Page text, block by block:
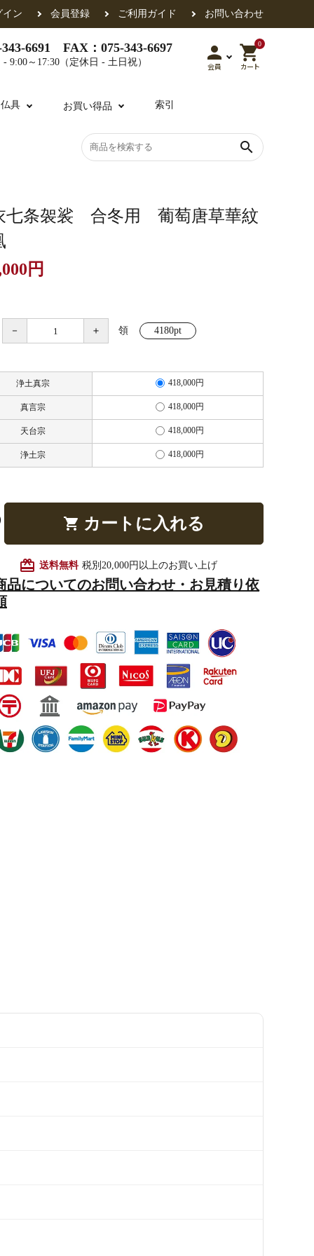
イン 会員登録 ご利用ガイド お問い合わせ
6691 FAX：075-343-6697
9:00～17:30（定休日 - 土日祝） person
会員
0
shopping_cart
カート
各派共通
半装 作務衣
山号額・寄進額・定紋
具 お買い得品 索引
search
七条袈裟 合冬用 葡萄唐草華紋
円
－ ＋ 領 4180pt
浄土真宗 418,000円
真言宗 418,000円
天台宗 418,000円
浄土宗 418,000円
shopping_cart カートに入れる
card_giftcard 送料無料 税別20,000円以上のお買い上げ
品についてのお問い合わせ・お見積り依